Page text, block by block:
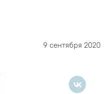
9 сентября 2020